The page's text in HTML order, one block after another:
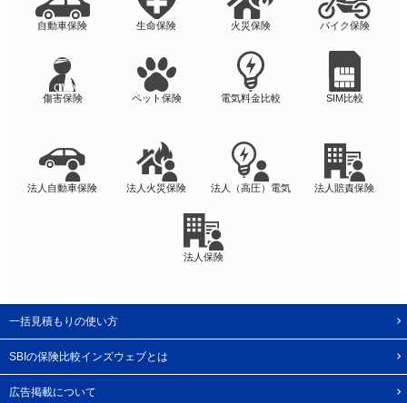
自動車保険 生命保険 火災保険 バイク保険
傷害保険 ペット保険 電気料金比較 SIM比較
法人自動車保険 法人火災保険 法人（高圧）電気 法人賠責保険
法人保険
一括見積もりの使い方
SBIの保険比較インズウェブとは
広告掲載について